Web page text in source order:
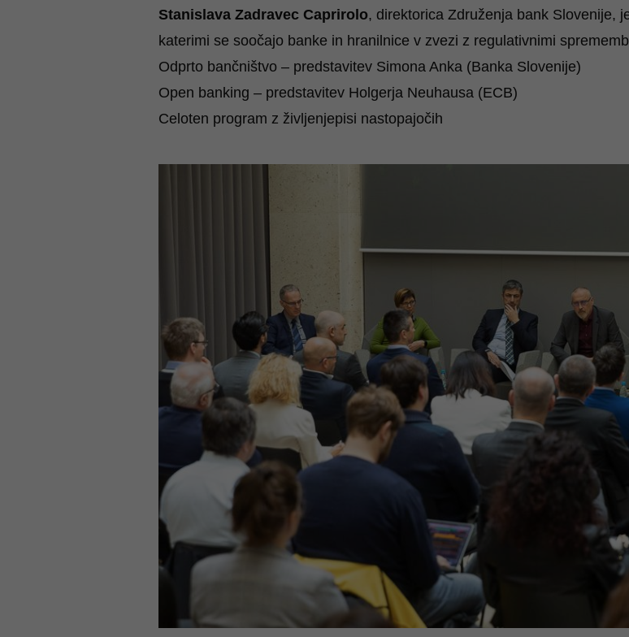
Stanislava Zadravec Caprirolo, direktorica Združenja bank Slovenije,
katerimi se soočajo banke in hranilnice v zvezi z regulativnimi
Odprto bančništvo – predstavitevSimona Anka (Banka Slovenije)
Open banking – predstavitevHolgerja Neuhausa (ECB)
Celoten program z življenjepisi nastopajočih